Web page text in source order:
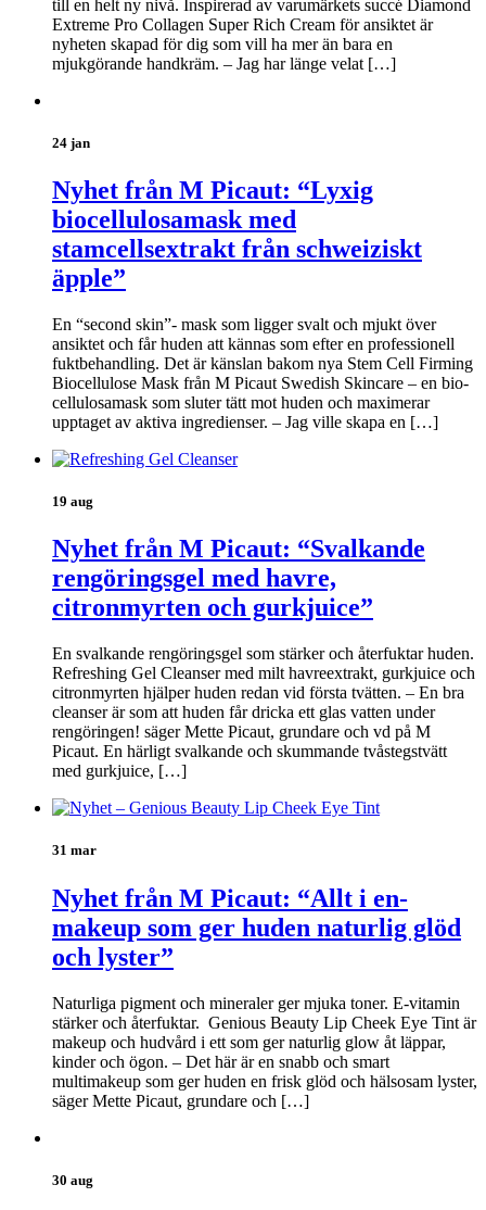
till en helt ny nivå. Inspirerad av varumärkets succé Diamond
Extreme Pro Collagen Super Rich Cream för ansiktet är
nyheten skapad för dig som vill ha mer än bara en
mjukgörande handkräm. – Jag har länge velat […]
24 jan
Nyhet från M Picaut: “Lyxig
biocellulosamask med
stamcellsextrakt från schweiziskt
äpple”
En “second skin”- mask som ligger svalt och mjukt över
ansiktet och får huden att kännas som efter en professionell
fuktbehandling. Det är känslan bakom nya Stem Cell Firming
Biocellulose Mask från M Picaut Swedish Skincare – en bio-
cellulosamask som sluter tätt mot huden och maximerar
upptaget av aktiva ingredienser. – Jag ville skapa en […]
19 aug
Nyhet från M Picaut: “Svalkande
rengöringsgel med havre,
citronmyrten och gurkjuice”
En svalkande rengöringsgel som stärker och återfuktar huden.
Refreshing Gel Cleanser med milt havreextrakt, gurkjuice och
citronmyrten hjälper huden redan vid första tvätten. – En bra
cleanser är som att huden får dricka ett glas vatten under
rengöringen! säger Mette Picaut, grundare och vd på M
Picaut. En härligt svalkande och skummande tvåstegstvätt
med gurkjuice, […]
31 mar
Nyhet från M Picaut: “Allt i en-
makeup som ger huden naturlig glöd
och lyster”
Naturliga pigment och mineraler ger mjuka toner. E-vitamin
stärker och återfuktar. Genious Beauty Lip Cheek Eye Tint är
makeup och hudvård i ett som ger naturlig glow åt läppar,
kinder och ögon. – Det här är en snabb och smart
multimakeup som ger huden en frisk glöd och hälsosam lyster,
säger Mette Picaut, grundare och […]
30 aug